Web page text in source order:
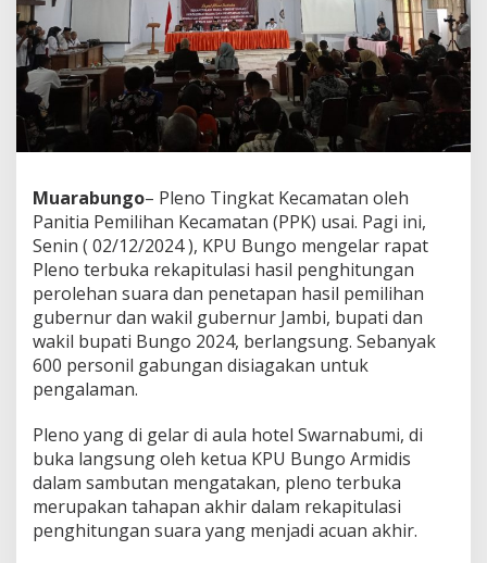
Muarabungo– Pleno Tingkat Kecamatan oleh
Panitia Pemilihan Kecamatan (PPK) usai. Pagi ini,
Senin ( 02/12/2024 ), KPU Bungo mengelar rapat
Pleno terbuka rekapitulasi hasil penghitungan
perolehan suara dan penetapan hasil pemilihan
gubernur dan wakil gubernur Jambi, bupati dan
wakil bupati Bungo 2024, berlangsung. Sebanyak
600 personil gabungan disiagakan untuk
pengalaman.
Pleno yang di gelar di aula hotel Swarnabumi, di
buka langsung oleh ketua KPU Bungo Armidis
dalam sambutan mengatakan, pleno terbuka
merupakan tahapan akhir dalam rekapitulasi
penghitungan suara yang menjadi acuan akhir.